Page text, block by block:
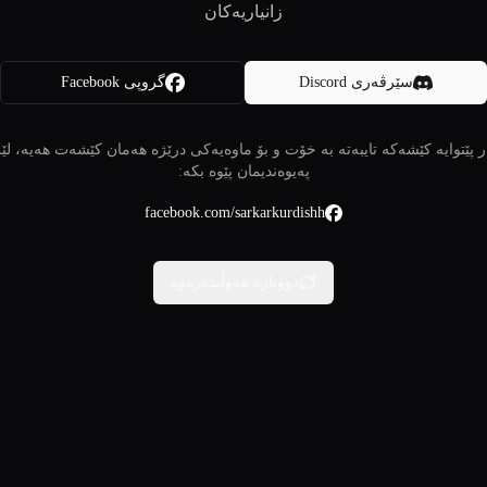
زانیاریەکان
سێرڤەری Discord گروپی Facebook
پێتوایە کێشەکە تایبەتە بە خۆت و بۆ ماوەیەکی درێژە هەمان کێشەت هەیە،
پەیوەندیمان پێوە بکە:
facebook.com/sarkarkurdishh